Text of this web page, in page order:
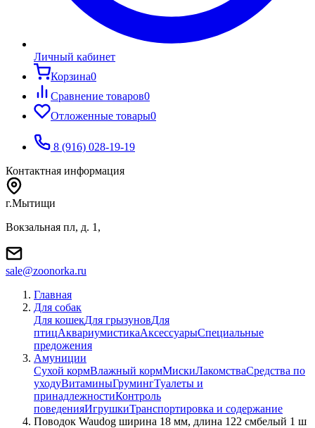
Личный кабинет
Корзина0
Сравнение товаров0
Отложенные товары0
8 (916) 028-19-19
Контактная информация
г.Мытищи
Вокзальная пл, д. 1,
sale@zoonorka.ru
Главная
Для собак
Для кошекДля грызуновДля
птицАквариумистикаАксессуарыСпециальные
предожения
Амуниции
Сухой кормВлажный кормМискиЛакомстваСредства по
уходуВитаминыГрумингТуалеты и
принадлежностиКонтроль
поведенияИгрушкиТранспортировка и содержание
Поводок Waudog ширина 18 мм, длина 122 смбелый 1 ш